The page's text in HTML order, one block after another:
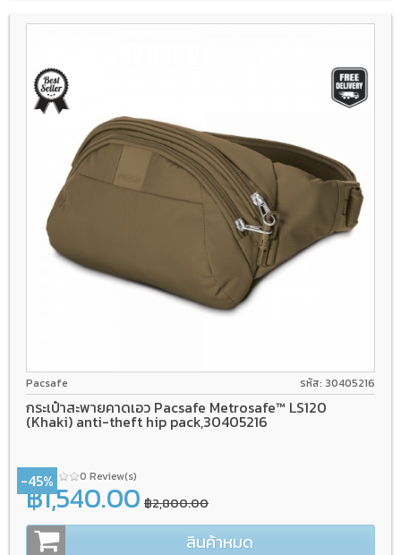
Pacsafe รหัส: 30405216
กระเป๋าสะพายคาดเอว Pacsafe Metrosafe™ LS120
(Khaki) anti-theft hip pack,30405216
0 Review(s)
-45%
฿1,540.00 ฿2,800.00
สินค้าหมด